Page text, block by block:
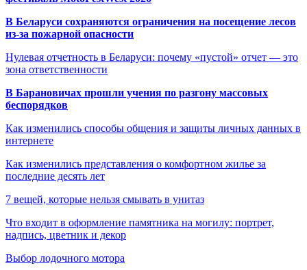
В Беларуси сохраняются ограничения на посещение лесов
из-за пожарной опасности
Нулевая отчетность в Беларуси: почему «пустой» отчет — это
зона ответственности
В Барановичах прошли учения по разгону массовых
беспорядков
Как изменились способы общения и защиты личных данных в
интернете
Как изменились представления о комфортном жилье за
последние десять лет
7 вещей, которые нельзя смывать в унитаз
Что входит в оформление памятника на могилу: портрет,
надпись, цветник и декор
Выбор лодочного мотора